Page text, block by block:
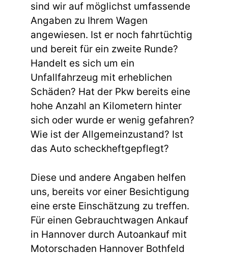
sind wir auf möglichst umfassende
Angaben zu Ihrem Wagen
angewiesen. Ist er noch fahrtüchtig
und bereit für ein zweite Runde?
Handelt es sich um ein
Unfallfahrzeug mit erheblichen
Schäden? Hat der Pkw bereits eine
hohe Anzahl an Kilometern hinter
sich oder wurde er wenig gefahren?
Wie ist der Allgemeinzustand? Ist
das Auto scheckheftgepflegt?
Diese und andere Angaben helfen
uns, bereits vor einer Besichtigung
eine erste Einschätzung zu treffen.
Für einen Gebrauchtwagen Ankauf
in Hannover durch Autoankauf mit
Motorschaden Hannover Bothfeld